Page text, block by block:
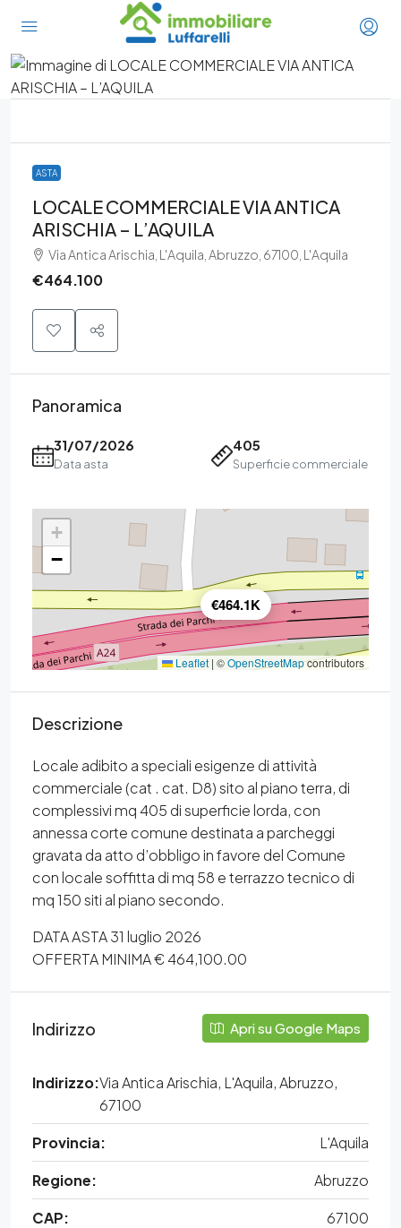
ASTA
LOCALE COMMERCIALE VIA ANTICA
ARISCHIA – L’AQUILA
Via Antica Arischia, L'Aquila, Abruzzo, 67100, L'Aquila
€464.100
Panoramica
31/07/2026
Data asta
405
Superficie commerciale
€464.1K
+
−
Leaflet | ©OpenStreetMapcontributors
Descrizione
Locale adibito a speciali esigenze di attività
commerciale (cat . cat. D8) sito al piano terra, di
complessivi mq 405 di superficie lorda, con
annessa corte comune destinata a parcheggi
gravata da atto d’obbligo in favore del Comune
con locale soffitta di mq 58 e terrazzo tecnico di
mq 150 siti al piano secondo.
DATA ASTA 31 luglio 2026
OFFERTA MINIMA € 464,100.00
Indirizzo Apri su Google Maps
Indirizzo:Via Antica Arischia, L'Aquila, Abruzzo,
67100
Provincia:
L'Aquila
Regione:
Abruzzo
CAP:
67100